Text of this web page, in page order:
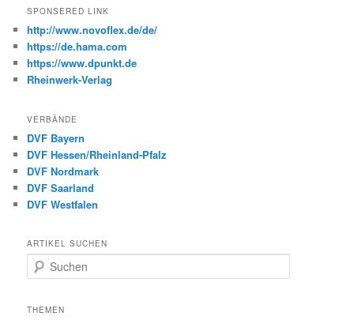
SPONSERED LINK
http://www.novoflex.de/de/
https://de.hama.com
https://www.dpunkt.de
Rheinwerk-Verlag
VERBÄNDE
DVF Bayern
DVF Hessen/Rheinland-Pfalz
DVF Nordmark
DVF Saarland
DVF Westfalen
ARTIKEL SUCHEN
u
h
THEMEN